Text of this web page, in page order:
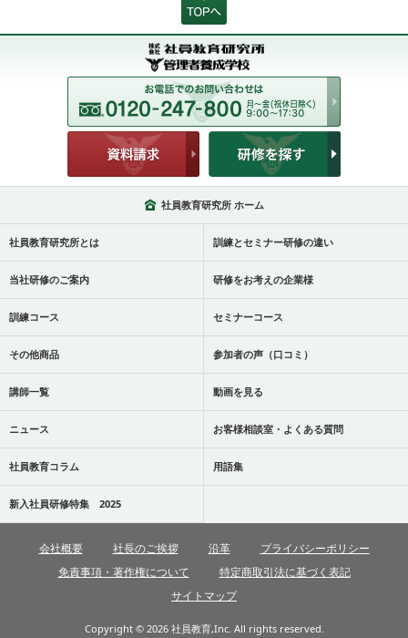
社員教育研究所 ホーム
社員教育研究所とは 訓練とセミナー研修の違い
当社研修のご案内 研修をお考えの企業様
訓練コース セミナーコース
その他商品 参加者の声（口コミ）
講師一覧 動画を見る
ニュース お客様相談室・よくある質問
社員教育コラム 用語集
新入社員研修特集 2025
会社概要 社長のご挨拶 沿革
プライバシーポリシー
免責事項・著作権について
特定商取引法に基づく表記
サイトマップ
Copyright © 2026 社員教育,Inc. All rights reserved.